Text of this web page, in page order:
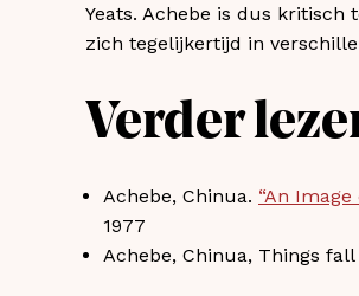
Yeats. Achebe is dus kritisch
zich tegelijkertijd in
Verder
Achebe, Chinua. “An Image
1977
Achebe, Chinua, Things fall